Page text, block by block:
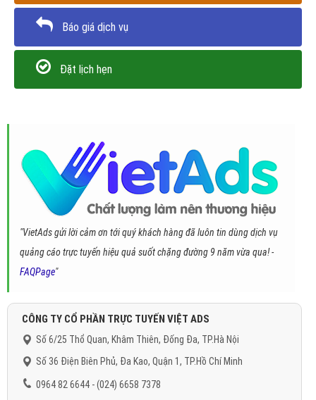
Báo giá dịch vụ
Đặt lịch hẹn
"VietAds gửi lời cảm ơn tới quý khách hàng đã luôn tin dùng dịch vụ
quảng cáo trực tuyến hiệu quả suốt chặng đường 9 năm vừa qua! -
FAQPage"
CÔNG TY CỔ PHẦN TRỰC TUYẾN VIỆT ADS
Số 6/25 Thổ Quan, Khâm Thiên, Đống Đa, TP.Hà Nội
Số 36 Điện Biên Phủ, Đa Kao, Quận 1, TP.Hồ Chí Minh
0964 82 6644 - (024) 6658 7378